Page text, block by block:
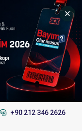
+90 212 346 2626